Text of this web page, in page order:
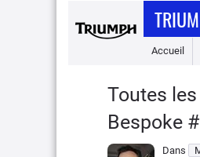
Accueil
Toutes les
Bespoke
Dans